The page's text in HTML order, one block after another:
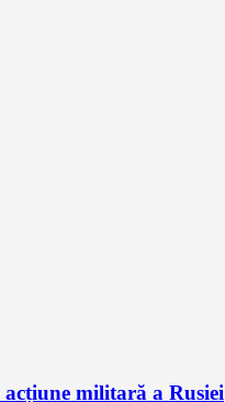
acțiune militară a Rusiei